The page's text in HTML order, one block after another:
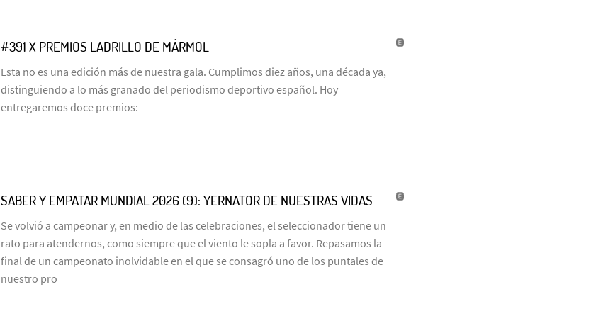
#391 X PREMIOS LADRILLO DE MÁRMOL
Esta no es una edición más de nuestra gala. Cumplimos diez años, una década ya,
distinguiendo a lo más granado del periodismo deportivo español. Hoy
entregaremos doce premios:
SABER Y EMPATAR MUNDIAL 2026 (9): YERNATOR DE NUESTRAS VIDAS
Se volvió a campeonar y, en medio de las celebraciones, el seleccionador tiene un
rato para atendernos, como siempre que el viento le sopla a favor. Repasamos la
final de un campeonato inolvidable en el que se consagró uno de los puntales de
nuestro pro